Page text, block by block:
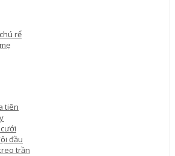
rể
tiên
đầu
trần